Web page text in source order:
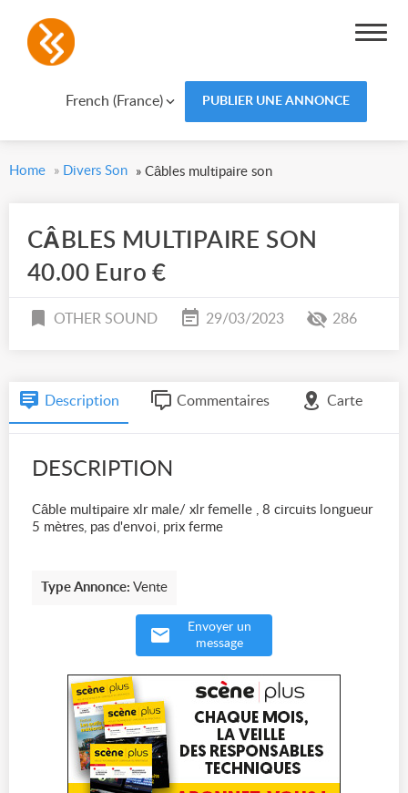
French (France) PUBLIER UNE ANNONCE
Home » Divers Son » Câbles multipaire son
CÂBLES MULTIPAIRE SON
40.00 Euro €
OTHER SOUND 29/03/2023 286
Description Commentaires Carte
DESCRIPTION
Câble multipaire xlr male/ xlr femelle , 8 circuits longueur
5 mètres, pas d'envoi, prix ferme
Type Annonce: Vente
Envoyer un
message